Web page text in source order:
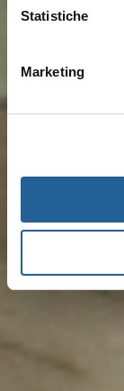
Statistiche
Marketing